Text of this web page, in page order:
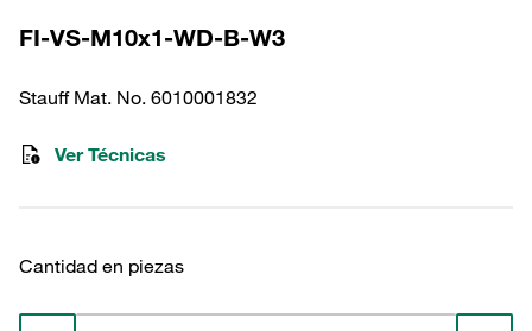
FI-VS-M10x1-WD-B-W3
Stauff Mat. No. 6010001832
Ver Técnicas
Cantidad en piezas